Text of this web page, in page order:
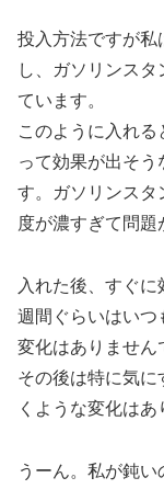
投入方法ですが私
し、ガソリンス
ています。
このように入れ
って効果が出そう
す。ガソリンスタ
度が濃すぎて問題
入れた後、すぐ
週間ぐらいはいつ
変化はありません
その後は特に気
くような変化はあ
うーん。私が鈍